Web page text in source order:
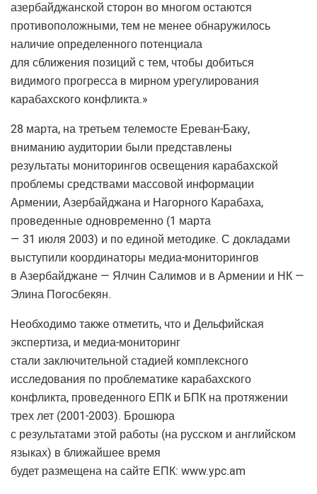
азербайджанской сторон во многом остаются
противоположными, тем не менее обнаружилось
наличие определенного потенциала
для сближения позиций с тем, чтобы добиться
видимого прогресса в мирном урегулирования
карабахского конфликта.»
28 марта, на третьем телемосте Ереван-Баку,
вниманию аудитории были представлены
результаты мониторингов освещения карабахской
проблемы средствами массовой информации
Армении, Азербайджана и Нагорного Карабаха,
проведенные одновременно (1 марта
— 31 июля 2003) и по единой методике. С докладами
выступили координаторы медиа-мониторингов
в Азербайджане — Ялчин Салимов и в Армении и НК —
Элина Погосбекян.
Необходимо также отметить, что и Дельфийская
экспертиза, и медиа-мониторинг
стали заключительной стадией комплексного
исследования по проблематике карабахского
конфликта, проведенного ЕПК и БПК на протяжении
трех лет (2001-2003). Брошюра
с результатами этой работы (на русском и английском
языках) в ближайшее время
будет размещена на сайте ЕПК: www.ypc.am